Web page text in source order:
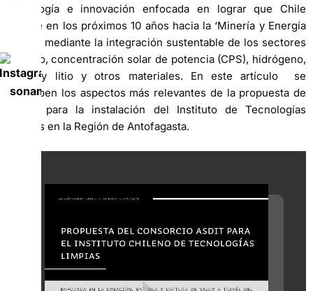
tecnología e innovación enfocada en lograr que Chile
avance en los próximos 10 años hacia la ‘Minería y Energía
Verde’, mediante la integración sustentable de los sectores
minero, concentración solar de potencia (CPS), hidrógeno,
agua, y litio y otros materiales. En este artículo se
describen los aspectos más relevantes de la propuesta de
ASDIT para la instalación del Instituto de Tecnologías
Limpias en la Región de Antofagasta.